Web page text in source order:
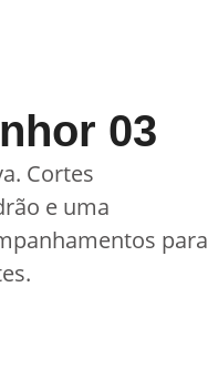
03
Cortes
e uma
para